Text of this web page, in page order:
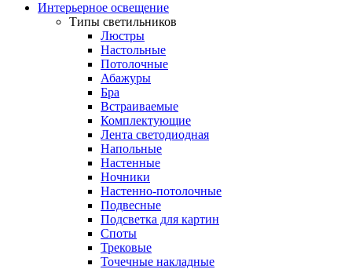
Интерьерное освещение
Типы светильников
Люстры
Настольные
Потолочные
Абажуры
Бра
Встраиваемые
Комплектующие
Лента светодиодная
Напольные
Настенные
Ночники
Настенно-потолочные
Подвесные
Подсветка для картин
Споты
Трековые
Точечные накладные